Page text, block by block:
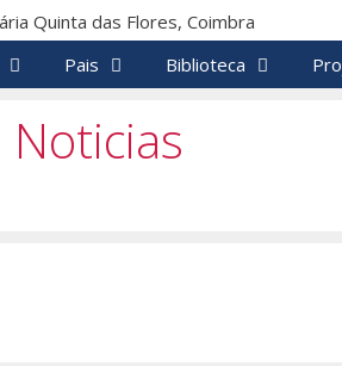
Pais Biblioteca
Noticias